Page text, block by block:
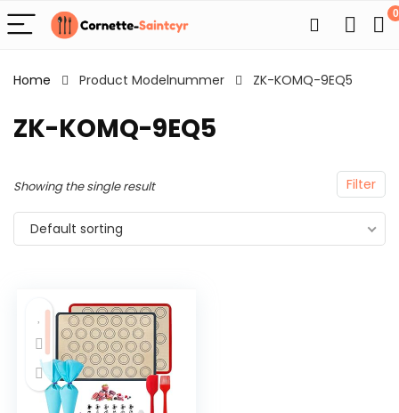
0
Home Product Modelnummer ZK-KOMQ-9EQ5
ZK-KOMQ-9EQ5
Filter
Showing the single result
Default sorting